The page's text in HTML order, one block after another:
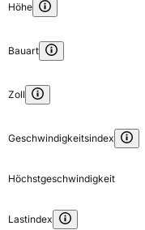
Höhe
Bauart
Zoll
Geschwindigkeitsindex
Höchstgeschwindigkeit
Lastindex